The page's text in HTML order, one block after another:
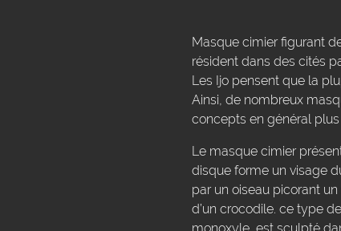
Masque cimier figurant
résident dans des cités
Les Ijo pensent que la
Ainsi, de nombreux
concepts en général
Le masque cimier
disque forme un visage
par un oiseau picorant
d’un crocodile. ce type